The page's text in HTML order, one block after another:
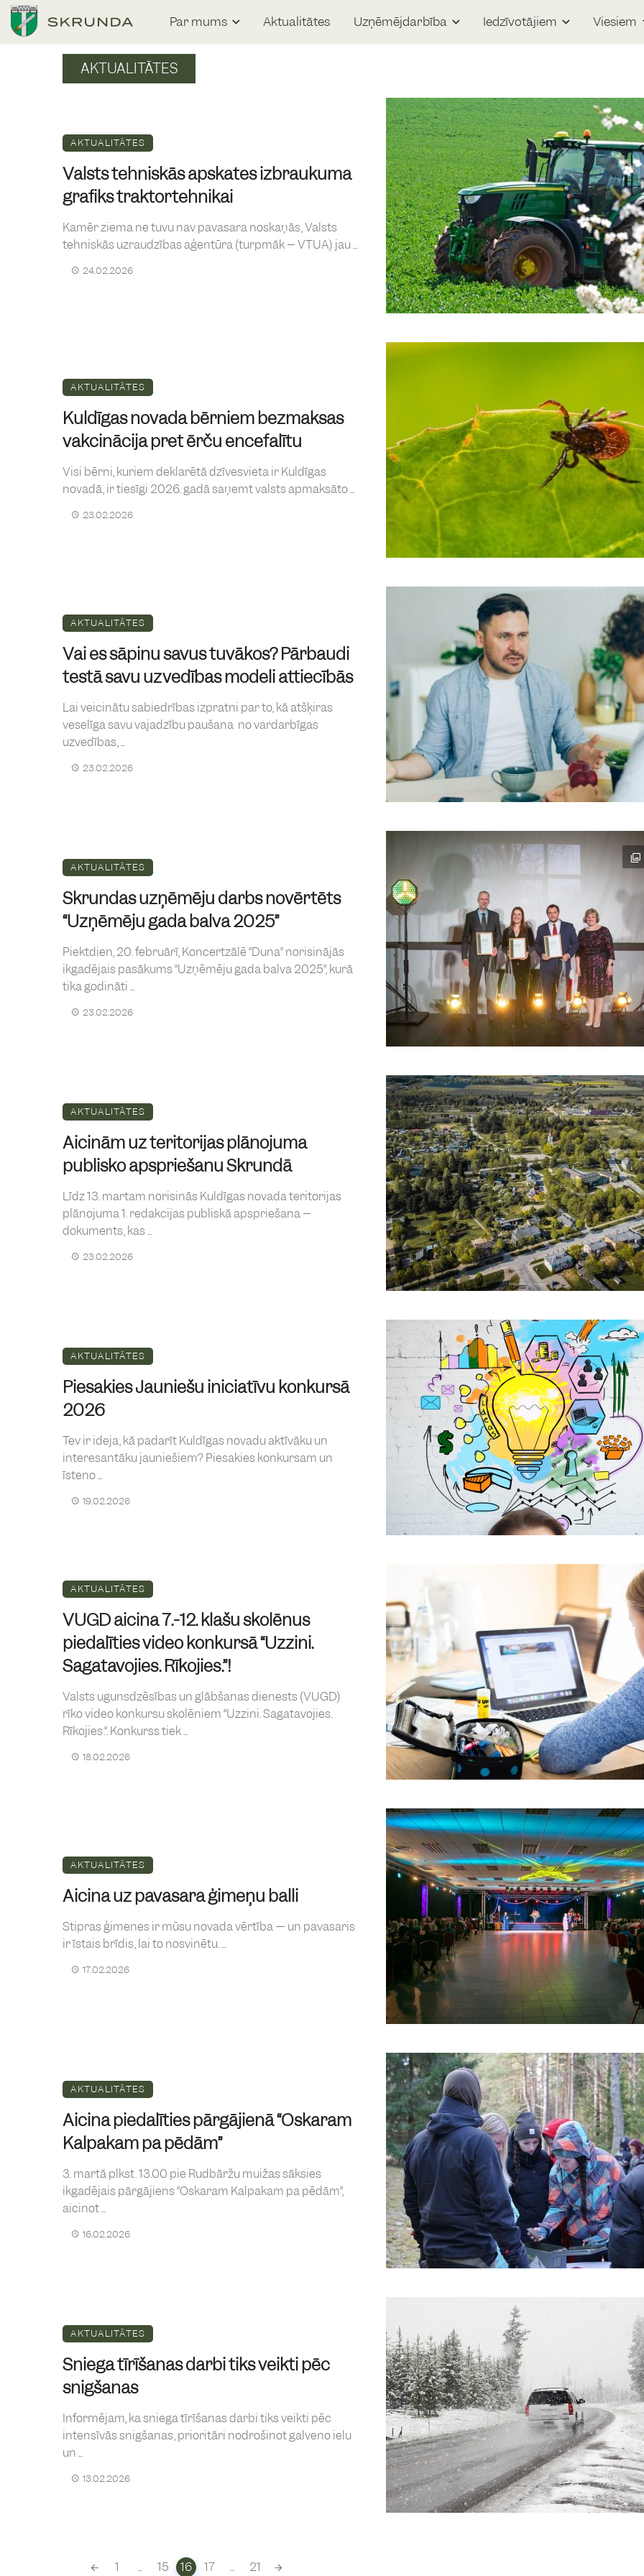
Par mums Aktualitātes Uzņēmējdarbība Iedzīvotājiem Viesiem
AKTUALITĀTES
AKTUALITĀTES
Valsts tehniskās apskates izbraukuma
grafiks traktortehnikai
Kamēr ziema ne tuvu nav pavasara noskaņās, Valsts
tehniskās uzraudzības aģentūra (turpmāk – VTUA) jau ...
24.02.2026
AKTUALITĀTES
Kuldīgas novada bērniem bezmaksas
vakcinācija pret ērču encefalītu
Visi bērni, kuriem deklarētā dzīvesvieta ir Kuldīgas
novadā, ir tiesīgi 2026. gadā saņemt valsts apmaksāto ...
23.02.2026
AKTUALITĀTES
Vai es sāpinu savus tuvākos? Pārbaudi
testā savu uzvedības modeli attiecībās
Lai veicinātu sabiedrības izpratni par to, kā atšķiras
veselīga savu vajadzību paušana no vardarbīgas
uzvedības, ...
23.02.2026
AKTUALITĀTES
Skrundas uzņēmēju darbs novērtēts
“Uzņēmēju gada balva 2025”
Piektdien, 20. februārī, Koncertzālē “Duna” norisinājās
ikgadējais pasākums “Uzņēmēju gada balva 2025”, kurā
tika godināti ...
23.02.2026
AKTUALITĀTES
Aicinām uz teritorijas plānojuma
publisko apspriešanu Skrundā
Līdz 13. martam norisinās Kuldīgas novada teritorijas
plānojuma 1. redakcijas publiskā apspriešana –
dokuments, kas ...
23.02.2026
AKTUALITĀTES
Piesakies Jauniešu iniciatīvu konkursā
2026
Tev ir ideja, kā padarīt Kuldīgas novadu aktīvāku un
interesantāku jauniešiem? Piesakies konkursam un
īsteno ...
19.02.2026
AKTUALITĀTES
VUGD aicina 7.-12. klašu skolēnus
piedalīties video konkursā “Uzzini.
Sagatavojies. Rīkojies.”!
Valsts ugunsdzēsības un glābšanas dienests (VUGD)
rīko video konkursu skolēniem “Uzzini. Sagatavojies.
Rīkojies.”. Konkurss tiek ...
18.02.2026
AKTUALITĀTES
Aicina uz pavasara ģimeņu balli
Stipras ģimenes ir mūsu novada vērtība — un pavasaris
ir īstais brīdis, lai to nosvinētu. ...
17.02.2026
AKTUALITĀTES
Aicina piedalīties pārgājienā “Oskaram
Kalpakam pa pēdām”
3. martā plkst. 13.00 pie Rudbāržu muižas sāksies
ikgadējais pārgājiens “Oskaram Kalpakam pa pēdām”,
aicinot ...
16.02.2026
AKTUALITĀTES
Sniega tīrīšanas darbi tiks veikti pēc
snigšanas
Informējam, ka sniega tīrīšanas darbi tiks veikti pēc
intensīvās snigšanas, prioritāri nodrošinot galveno ielu
un ...
13.02.2026
1 ... 15 16 17 ... 21